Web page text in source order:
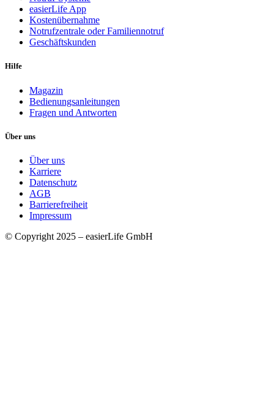
easierLife App
Kostenübernahme
Notrufzentrale oder Familiennotruf
Geschäftskunden
Hilfe
Magazin
Bedienungsanleitungen
Fragen und Antworten
Über uns
Über uns
Karriere
Datenschutz
AGB
Barrierefreiheit
Impressum
© Copyright 2025 – easierLife GmbH